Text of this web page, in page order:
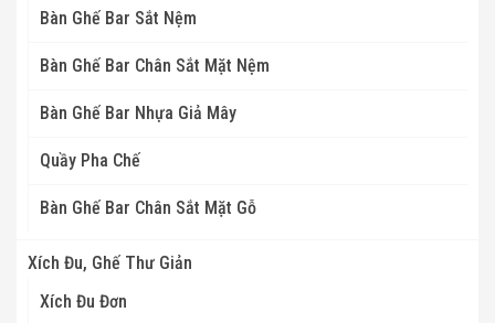
Bàn Ghế Bar Sắt Nệm
Bàn Ghế Bar Chân Sắt Mặt Nệm
Bàn Ghế Bar Nhựa Giả Mây
Quầy Pha Chế
Bàn Ghế Bar Chân Sắt Mặt Gỗ
Xích Đu, Ghế Thư Giản
Xích Đu Đơn